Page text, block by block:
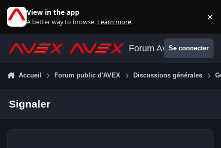
View in the app
A better way to browse. Learn more. ×
Forum AvexSe connecter
Accueil Forum public d'AVEX Discussions générales
Signaler